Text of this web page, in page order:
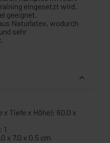
eingesetzt wird.
geeignet.
Naturlatex, wodurch
sehr
x Tiefe x Höhe): 60.0 x
1
x 7.0 x 0.5 cm